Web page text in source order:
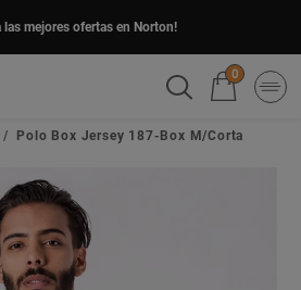
las mejores ofertas en Norton!
0
Polo Box Jersey 187-Box M/Corta